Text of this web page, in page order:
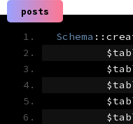
posts
Schema ::